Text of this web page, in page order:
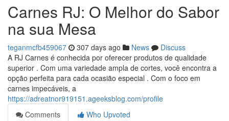
Carnes RJ: O Melhor do Sabor
na sua Mesa
teganmcfb459067 307 days ago News
Discuss
A RJ Carnes é conhecida por oferecer produtos de qualidade
superior . Com uma variedade ampla de cortes, você encontra a
opção perfeita para cada ocasião especial . Com o foco em
carnes impecáveis, a
https://adreatnor919151.ageeksblog.com/profile
Comments
Who Upvoted